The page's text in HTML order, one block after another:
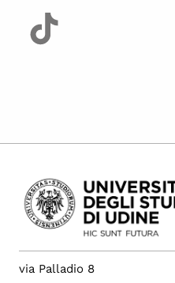
via Palladio 8